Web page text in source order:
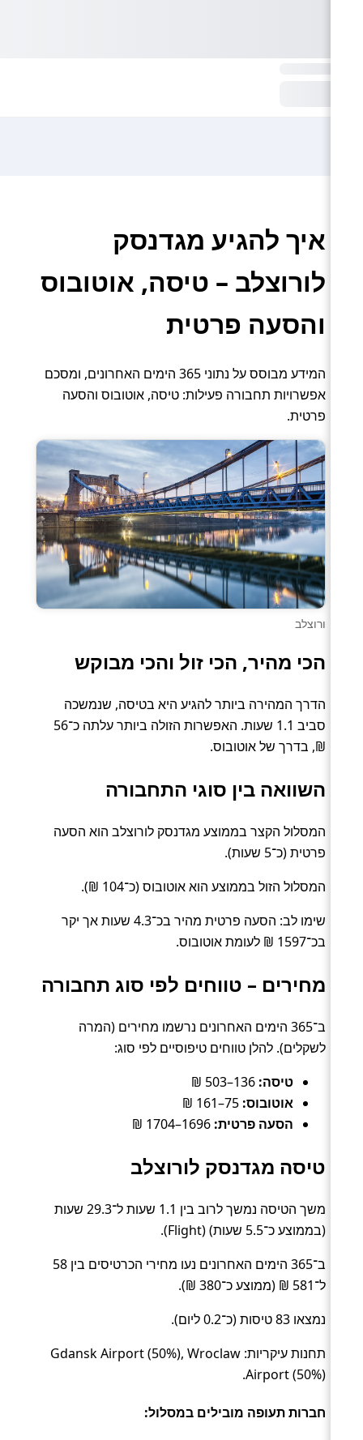
איך להגיע מגדנסק
לורוצלב – טיסה, אוטובוס
והסעה פרטית
המידע מבוסס על נתוני 365 הימים האחרונים, ומסכם
אפשרויות תחבורה פעילות: טיסה, אוטובוס והסעה
פרטית.
ורוצלב
הכי מהיר, הכי זול והכי מבוקש
הדרך המהירה ביותר להגיע היא בטיסה, שנמשכה
סביב 1.1 שעות. האפשרות הזולה ביותר עלתה כ־56
₪, בדרך של אוטובוס.
השוואה בין סוגי התחבורה
המסלול הקצר בממוצע מגדנסק לורוצלב הוא הסעה
פרטית (כ־5 שעות).
המסלול הזול בממוצע הוא אוטובוס (כ־104 ₪).
שימו לב: הסעה פרטית מהיר בכ־4.3 שעות אך יקר
בכ־1597 ₪ לעומת אוטובוס.
מחירים – טווחים לפי סוג תחבורה
ב־365 הימים האחרונים נרשמו מחירים (המרה
לשקלים). להלן טווחים טיפוסיים לפי סוג:
טיסה:
אוטובוס:
הסעה פרטית:
טיסה מגדנסק לורוצלב
משך הטיסה נמשך לרוב בין 1.1 שעות ל־29.3 שעות
(בממוצע כ־5.5 שעות) (Flight).
ב־365 הימים האחרונים נעו מחירי הכרטיסים בין 58
ל־581 ₪ (ממוצע כ־380 ₪).
נמצאו 83 טיסות (כ־0.2 ליום).
תחנות עיקריות: Gdansk Airport (50%), Wroclaw
Airport (50%).
חברות תעופה מובילים במסלול: